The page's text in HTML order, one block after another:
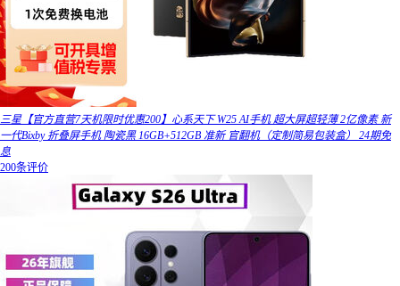
三星【官方直营7天机限时优惠200】心系天下 W25 AI手机 超大屏超轻薄 2亿像素 新
一代Bixby 折叠屏手机 陶瓷黑 16GB+512GB 准新 官翻机（定制简易包装盒） 24期免
息
200条评价